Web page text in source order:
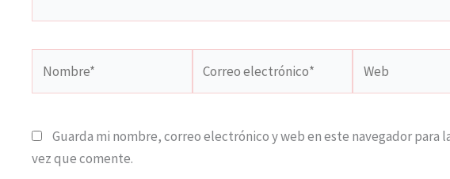
electrónico*
Guarda mi nombre, correo electrónico y web en este navegador para
vez que comente.